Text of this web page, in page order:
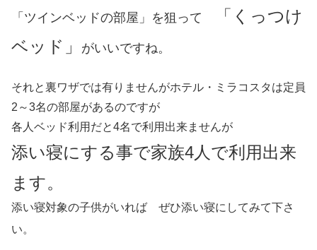
「ツインベッドの部屋」を狙って
「くっつけ
ベッド」
がいいですね。
それと裏ワザでは有りませんがホテル・ミラコスタは定員
2～3名の部屋があるのですが
各人ベッド利用だと4名で利用出来ませんが
添い寝にする事で家族4人で利用出来
ます。
添い寝対象の子供がいれば ぜひ添い寝にしてみて下さ
い。